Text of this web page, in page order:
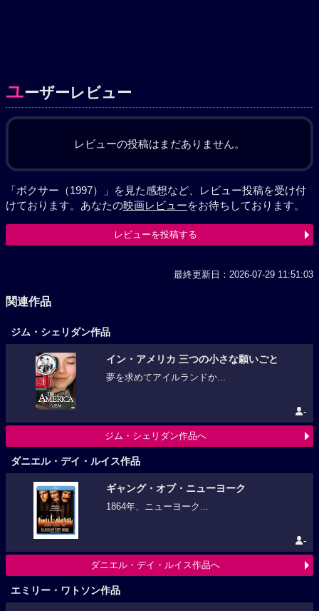
ユーザーレビュー
レビューの投稿はまだありません。
「ボクサー（1997）」を見た感想など、レビュー投稿を受け付
けております。あなたの映画レビューをお待ちしております。
レビューを投稿する
最終更新日：2026-07-29 11:51:03
関連作品
ジム・シェリダン作品
イン・アメリカ 三つの小さな願いごと
夢を求めてアイルランドか...
-
ジム・シェリダン作品へ
ダニエル・デイ・ルイス作品
ギャング・オブ・ニューヨーク
1864年、ニューヨーク...
-
ダニエル・デイ・ルイス作品へ
エミリー・ワトソン作品